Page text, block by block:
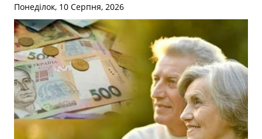
Понеділок, 10 Серпня, 2026